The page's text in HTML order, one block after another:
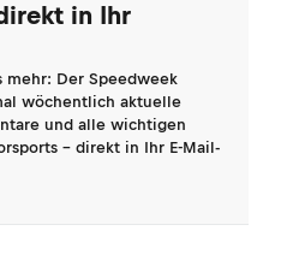
in Ihr
mehr: Der Speedweek
wöchentlich aktuelle
und alle wichtigen
- direkt in Ihr E-Mail-